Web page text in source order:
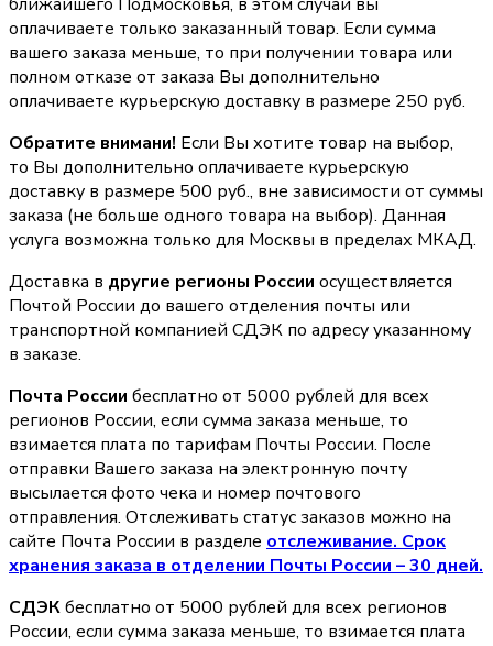
оплачиваете только заказанный товар. Если сумма
вашего заказа меньше, то при получении товара или
полном отказе от заказа Вы дополнительно
оплачиваете курьерскую доставку в размере 250 руб.
Обратите внимани! Если Вы хотите товар на выбор,
то Вы дополнительно оплачиваете курьерскую
доставку в размере 500 руб., вне зависимости от суммы
заказа (не больше одного товара на выбор). Данная
услуга возможна только для Москвы в пределах МКАД.
Доставка в другие регионы России осуществляется
Почтой России до вашего отделения почты или
транспортной компанией СДЭК по адресу указанному
в заказе.
Почта России бесплатно от 5000 рублей для всех
регионов России, если сумма заказа меньше, то
взимается плата по тарифам Почты России. После
отправки Вашего заказа на электронную почту
высылается фото чека и номер почтового
отправления. Отслеживать статус заказов можно на
сайте Почта России в разделе oтслеживание. Срок
хранения заказа в отделении Почты России – 30 дней.
СДЭКбесплатно от 5000 рублей для всех регионов
России, если сумма заказа меньше, то взимается плата